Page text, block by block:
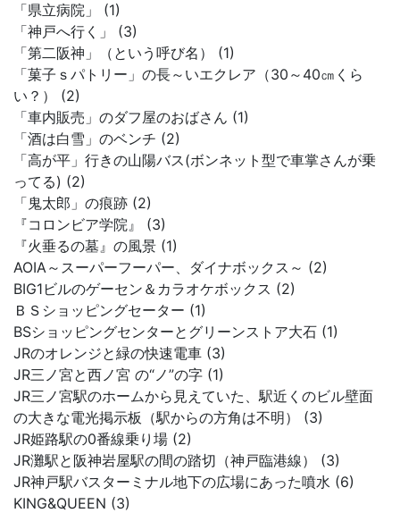
「県立病院」 (1)
「神戸へ行く」 (3)
「第二阪神」（という呼び名） (1)
「菓子ｓパトリー」の長～いエクレア（30～40㎝くら
い？） (2)
「車内販売」のダフ屋のおばさん (1)
「酒は白雪」のベンチ (2)
「高が平」行きの山陽バス(ボンネット型で車掌さんが乗
ってる) (2)
「鬼太郎」の痕跡 (2)
『コロンビア学院』 (3)
『火垂るの墓』の風景 (1)
AOIA～スーパーフーパー、ダイナボックス～ (2)
BIG1ビルのゲーセン＆カラオケボックス (2)
ＢＳショッピングセーター (1)
BSショッピングセンターとグリーンストア大石 (1)
JRのオレンジと緑の快速電車 (3)
JR三ノ宮と西ノ宮 の“ノ”の字 (1)
JR三ノ宮駅のホームから見えていた、駅近くのビル壁面
の大きな電光掲示板（駅からの方角は不明） (3)
JR姫路駅の0番線乗り場 (2)
JR灘駅と阪神岩屋駅の間の踏切（神戸臨港線） (3)
JR神戸駅バスターミナル地下の広場にあった噴水 (6)
KING&QUEEN (3)